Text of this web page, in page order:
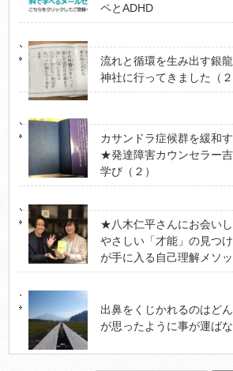
ペとADHD
流れと循環を生み出す銀
神社に行ってきました（２
カサンドラ症候群を緩和
★発達障害カウンセラー
学び（２）
★八木仁平さんにお会い
やさしい「才能」の見つ
が手に入る自己理解メソ
出鼻をくじかれるのはど
が思ったように事が運ば